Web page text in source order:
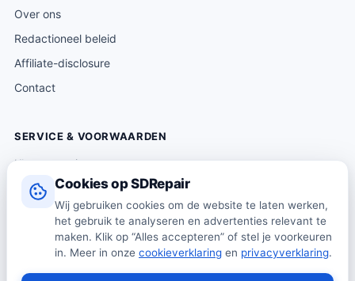
Cookies op SDRepair
Wij gebruiken cookies om de website te laten werken,
het gebruik te analyseren en advertenties relevant te
maken. Klik op “Alles accepteren” of stel je voorkeuren
in. Meer in onze cookieverklaring en privacyverklaring.
Over ons
Redactioneel beleid
Affiliate-disclosure
Contact
SERVICE & VOORWAARDEN
Klantenservice
Verzending & levering
Retourneren
Algemene voorwaarden